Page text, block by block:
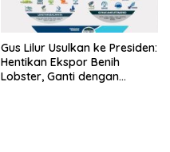
Gus Lilur Usulkan ke Presiden:
Hentikan Ekspor Benih
Lobster, Ganti dengan